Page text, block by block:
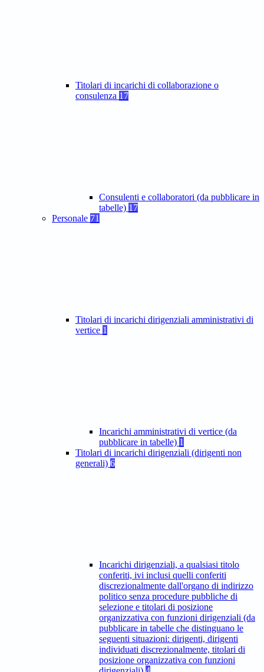
Titolari di incarichi di collaborazione o
consulenza 17
Consulenti e collaboratori (da pubblicare in
tabelle) 17
Personale 71
Titolari di incarichi dirigenziali amministrativi di
vertice 1
Incarichi amministrativi di vertice (da
pubblicare in tabelle) 1
Titolari di incarichi dirigenziali (dirigenti non
generali) 6
Incarichi dirigenziali, a qualsiasi titolo
conferiti, ivi inclusi quelli conferiti
discrezionalmente dall'organo di indirizzo
politico senza procedure pubbliche di
selezione e titolari di posizione
organizzativa con funzioni dirigenziali (da
pubblicare in tabelle che distinguano le
seguenti situazioni: dirigenti, dirigenti
individuati discrezionalmente, titolari di
posizione organizzativa con funzioni